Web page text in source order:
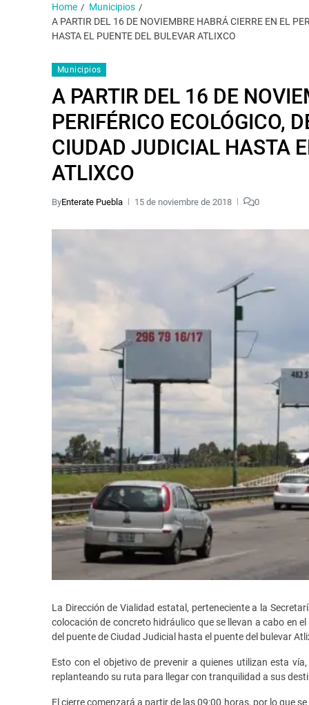
Home
Municipios
A PARTIR DEL 16 DE NOVIEMBRE HABRÁ CIERRE EN EL
HASTA EL PUENTE DEL BULEVAR ATLIXCO
Municipios
A PARTIR DEL 16 DE
PERIFÉRICO ECOLÓGICO,
CIUDAD JUDICIAL HASTA
ATLIXCO
ByEnterate Puebla 15 de noviembre de 2018 0
La Dirección de Vialidad estatal, perteneciente a la
colocación de concreto hidráulico que se llevan a cabo en
del puente de Ciudad Judicial hasta el puente del bulevar
Esto con el objetivo de prevenir a quienes utilizan esta
replanteando su ruta para llegar con tranquilidad a sus
El cierre comenzará a partir de las 09:00 horas, por lo que